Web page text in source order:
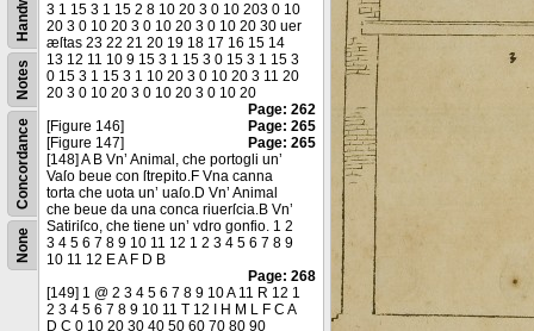
None
Concordance
Notes
3 1 15 3 1 15 2 8 10 20 3 0 10 203 0 10
20 3 0 10 20 3 0 10 20 3 0 10 20 30 uer
æſtas 23 22 21 20 19 18 17 16 15 14
13 12 11 10 9 15 3 1 15 3 0 15 3 1 15 3
0 15 3 1 15 3 1 10 20 3 0 10 20 3 11 20
20 3 0 10 20 3 0 10 20 3 0 10 20
Page: 262
[Figure 146]
Page: 265
[Figure 147]
Page: 265
[148] A B Vn’ Animal, che portogli un’
Vaſo beue con ſtrepito.F Vna canna
torta che uota un’ uaſo.D Vn’ Animal
che beue da una conca riuerſcia.B Vn’
Satiriſco, che tiene un’ vdro gonfio. 1 2
3 4 5 6 7 8 9 10 11 12 1 2 3 4 5 6 7 8 9
10 11 12 E A F D B
Page: 268
[149] 1 @ 2 3 4 5 6 7 8 9 10 A 11 R 12 1
2 3 4 5 6 7 8 9 10 11 T 12 I H M L F C A
D C 0 10 20 30 40 50 60 70 80 90